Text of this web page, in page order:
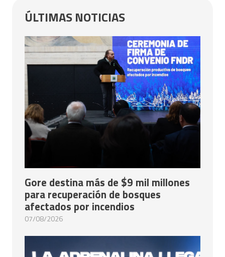
ÚLTIMAS NOTICIAS
Gore destina más de $9 mil millones
para recuperación de bosques
afectados por incendios
07/08/2026